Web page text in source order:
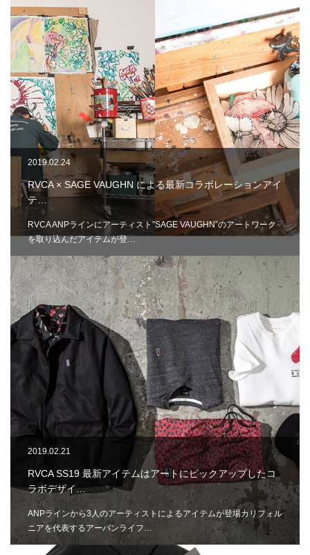
2019.02.24
RVCA × SAGE VAUGHN による最新コラボレーションアイ
テ…
RVCA ANPラインにアーティスト”SAGE VAUGHN”のアートワーク
を取り込んだアイテムが登…
2019.02.21
RVCA SS19 最新アイテムはアートにピックアップしたコ
ラボデザイ…
ANPラインから3人のアーティストによるアイテムが登場カリフォル
ニアを代表するアーバンライフ…